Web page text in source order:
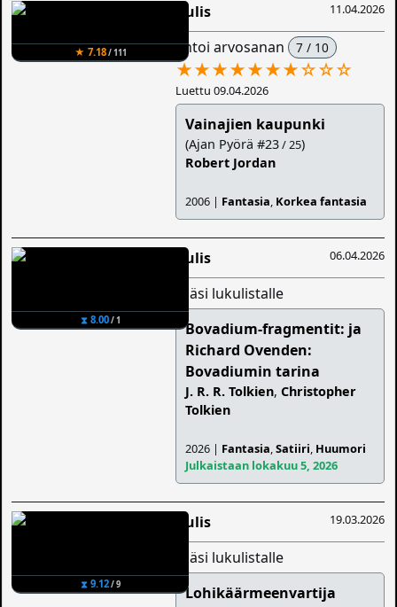
★ 7.18/ 111
11.04.2026
Aulis
antoi arvosanan 7 / 10
★★★★★★★☆☆☆
Luettu 09.04.2026
Vainajien kaupunki
(Ajan Pyörä #23/ 25)
Robert Jordan
2006 | Fantasia, Korkea fantasia
⧗ 8.00/ 1
06.04.2026
Aulis
lisäsi lukulistalle
Bovadium-fragmentit: ja
Richard Ovenden:
Bovadiumin tarina
J. R. R. Tolkien,Christopher
Tolkien
2026 | Fantasia,Satiiri, Huumori
Julkaistaan lokakuu 5, 2026
⧗ 9.12/ 9
19.03.2026
Aulis
lisäsi lukulistalle
Lohikäärmeenvartija